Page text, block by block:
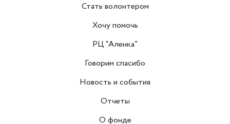
Стать волонтером
Хочу помочь
РЦ “Аленка”
Говорим спасибо
Новость и события
Отчеты
О фонде